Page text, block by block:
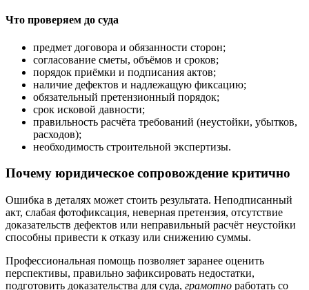
Что проверяем до суда
предмет договора и обязанности сторон;
согласование сметы, объёмов и сроков;
порядок приёмки и подписания актов;
наличие дефектов и надлежащую фиксацию;
обязательный претензионный порядок;
срок исковой давности;
правильность расчёта требований (неустойки, убытков,
расходов);
необходимость строительной экспертизы.
Почему юридическое сопровождение критично
Ошибка в деталях может стоить результата. Неподписанный
акт, слабая фотофиксация, неверная претензия, отсутствие
доказательств дефектов или неправильный расчёт неустойки
способны привести к отказу или снижению суммы.
Профессиональная помощь позволяет заранее оценить
перспективы, правильно зафиксировать недостатки,
подготовить доказательства для суда, грамотно работать со